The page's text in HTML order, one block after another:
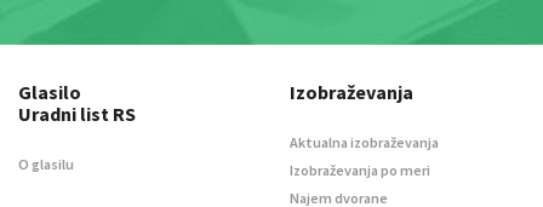
Glasilo
Uradni list RS
O glasilu
Izobraževanja
Aktualna izobraževanja
Izobraževanja po meri
Najem dvorane